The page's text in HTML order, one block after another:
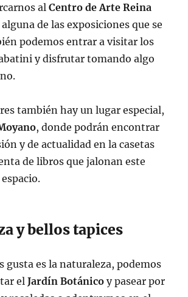
alCentro de Arte Reina
de las exposiciones que se
podemos entrar a visitar los
y disfrutar tomando algo
también hay un lugar especial,
, donde podrán encontrar
y de actualidad en la casetas
de libros que jalonan este
y bellos tapices
gusta es la naturaleza, podemos
elJardín Botánico y pasear por